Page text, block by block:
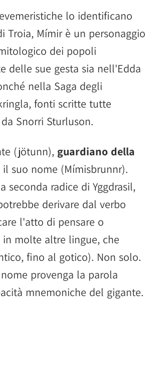
lo identificano
Mímir è un personaggio
dei popoli
delle sue gesta sia nell'Edda
nella Saga degli
fonti scritte tutte
Snorri Sturluson.
(jötunn), guardiano della
suo nome (Mímisbrunnr).
radice di Yggdrasil,
derivare dal verbo
l'atto di pensare o
molte altre lingue, che
fino al gotico). Non solo.
provenga la parola
mnemoniche del gigante.